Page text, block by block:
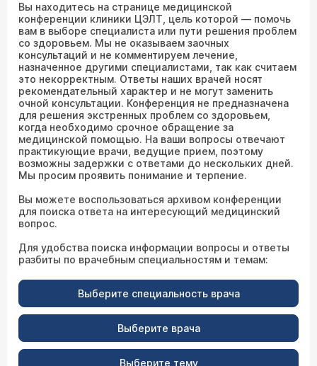
Вы находитесь на странице медицинской
конференции клиники ЦЭЛТ, цель которой — помочь
вам в выборе специалиста или пути решения проблем
со здоровьем. Мы не оказываем заочных
консультаций и не комментируем лечение,
назначенное другими специалистами, так как считаем
это некорректным. Ответы наших врачей носят
рекомендательный характер и не могут заменить
очной консультации. Конференция не предназначена
для решения экстренных проблем со здоровьем,
когда необходимо срочное обращение за
медицинской помощью. На ваши вопросы отвечают
практикующие врачи, ведущие прием, поэтому
возможны задержки с ответами до нескольких дней.
Мы просим проявить понимание и терпение.
Вы можете воспользоваться архивом конференции
для поиска ответа на интересующий медицинский
вопрос.
Для удобства поиска информации вопросы и ответы
разбиты по врачебным специальностям и темам:
Выберите специальность врача
Выберите врача
Выберите тему